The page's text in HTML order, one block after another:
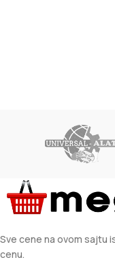
Sve cene na ovom sajtu
cenu.